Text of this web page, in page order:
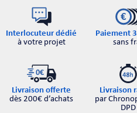
Interlocuteur dédié
à votre projet
Paiement
sans
Livraison offerte
dès 200€ d’achats
Livraison
par
DPD